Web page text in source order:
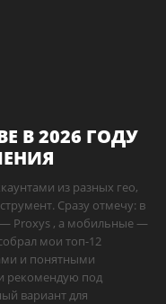
В 2026 ГОДУ
из разных гео,
Сразу отмечу: в
— Proxys , а мобильные —
мои топ-12
и понятными
рекомендую под
вариант для